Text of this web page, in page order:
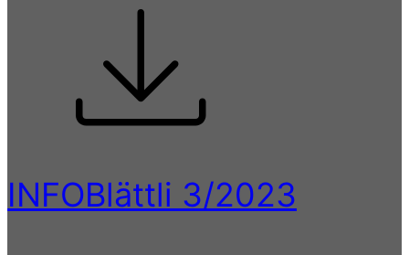
INFOBlättli 3/2023